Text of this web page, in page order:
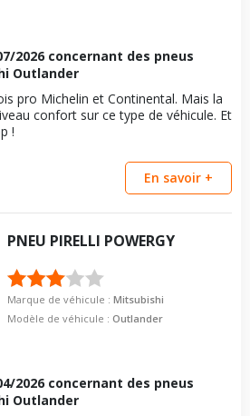
une parfaite compatibilité, nous
directement le constructeur.
2026 concernant des pneus
Outlander
pro Michelin et Continental. Mais la
confort sur ce type de véhicule. Et
!
En savoir +
PNEU PIRELLI POWERGY
Marque de véhicule : Mitsubishi
Modèle de véhicule : Outlander
2026 concernant des pneus
Outlander